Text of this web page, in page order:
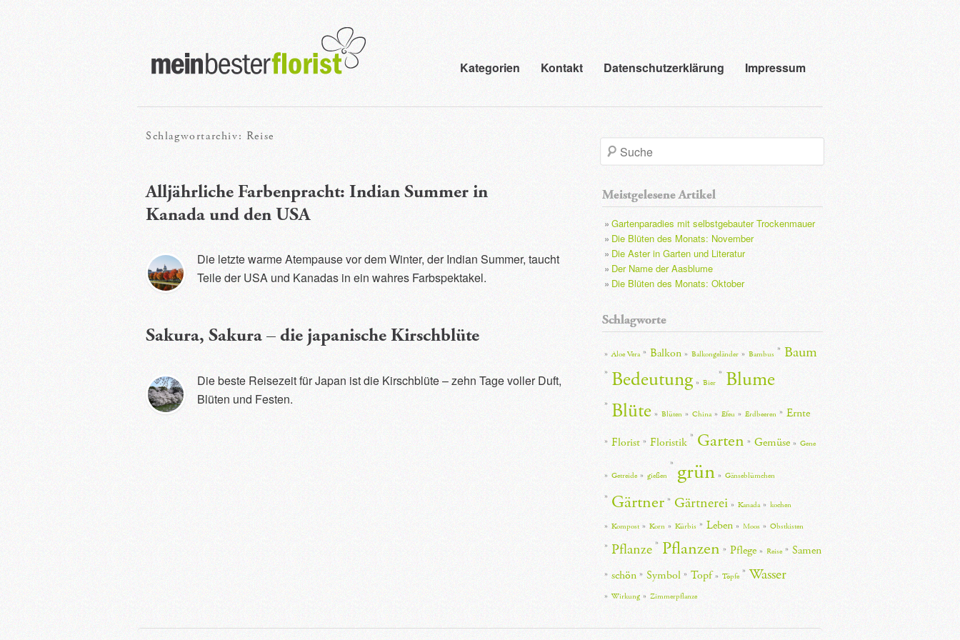
Hauptmenü
Zum
primären
springen
Zum
sekundären
springen
Kategorien Kontakt Datenschutzerklärung Impressum
Schlagwortarchiv: Reise
Alljährliche Farbenpracht: Indian Summer in
Kanada und den USA
Die letzte warme Atempause vor dem Winter, der Indian Summer, taucht
Teile der USA und Kanadas in ein wahres Farbspektakel.
Sakura, Sakura – die japanische Kirschblüte
Die beste Reisezeit für Japan ist die Kirschblüte – zehn Tage voller Duft,
Blüten und Festen.
S
c
h
e
Meistgelesene Artikel
Gartenparadies mit selbstgebauter Trockenmauer
Die Blüten des Monats: November
Die Aster in Garten und Literatur
Der Name der Aasblume
Die Blüten des Monats: Oktober
Schlagworte
Aloe Vera Balkon Balkongeländer Bambus Baum
Bedeutung Bier
Blume
Blüte
Blüten China Efeu Erdbeeren
Ernte
Florist
Floristik Garten Gemüse Gene
Getreide gießen grün Gänseblümchen
Gärtner Gärtnerei Kanada kochen
Kompost Korn Kürbis Leben Moos Obstkisten
Pflanze Pflanzen Pflege Reise
Samen
schön
Symbol Topf Töpfe Wasser
Wirkung Zimmerpflanze